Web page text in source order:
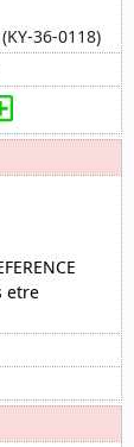
(KY-36-0118)
etre